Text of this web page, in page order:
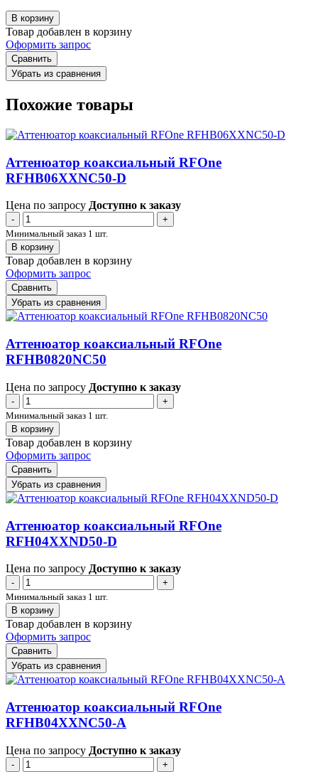
В корзину
Товар добавлен в корзину
Оформить запрос
Сравнить
Убрать из сравнения
Похожие товары
Аттенюатор коаксиальный RFOne
RFHB06XXNC50-D
Цена по запросу Доступно к заказу
-
+
Минимальный заказ 1 шт.
В корзину
Товар добавлен в корзину
Оформить запрос
Сравнить
Убрать из сравнения
Аттенюатор коаксиальный RFOne
RFHB0820NC50
Цена по запросу Доступно к заказу
-
+
Минимальный заказ 1 шт.
В корзину
Товар добавлен в корзину
Оформить запрос
Сравнить
Убрать из сравнения
Аттенюатор коаксиальный RFOne
RFH04XXND50-D
Цена по запросу Доступно к заказу
-
+
Минимальный заказ 1 шт.
В корзину
Товар добавлен в корзину
Оформить запрос
Сравнить
Убрать из сравнения
Аттенюатор коаксиальный RFOne
RFHB04XXNC50-A
Цена по запросу Доступно к заказу
-
+